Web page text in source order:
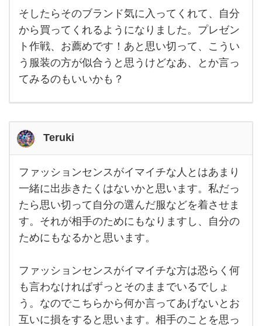
し
ま
す
か？
特に
フ
ァ
ッ
ト
と言
った
形で
渡し
ます
♩実
際、
そしたらそのブランド気に入ってくれて、自分
から買ってくれるようになりました。プレゼン
ト作戦、お薦めです！あと思い切って、こうい
う服装の方が似合うと思うけどなあ、とか言っ
てみるのもいいかも？
Teruki
フ
ァ
シ
ョ
ン
セ
ン
イ
マ
イ
チ
な
人
ファッションセンスがイマイチな人とはあまり
一緒に出歩きたくはないかと思います。私だっ
たら思い切って自分の選んだ服などを着させま
す。それが相手のためにもなりますし、自分の
ためにもなるかと思います。
ファッションセンスがイマイチな方は恐らく何
も言わなければずっとそのままでいるでしょ
う。なのでこちらから何か言ってあげないとお
互いに損をすると思います。相手のことを思っ